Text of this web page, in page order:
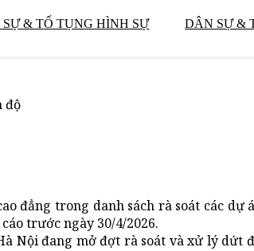
& TỐ TỤNG HÌNH SỰ DÂN SỰ &
độ
đẳng trong danh sách rà soát các dự
trước ngày 30/4/2026.
Nội đang mở đợt rà soát và xử lý dứt